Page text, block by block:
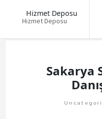
Hizmet Deposu
Hizmet Deposu
Sakarya